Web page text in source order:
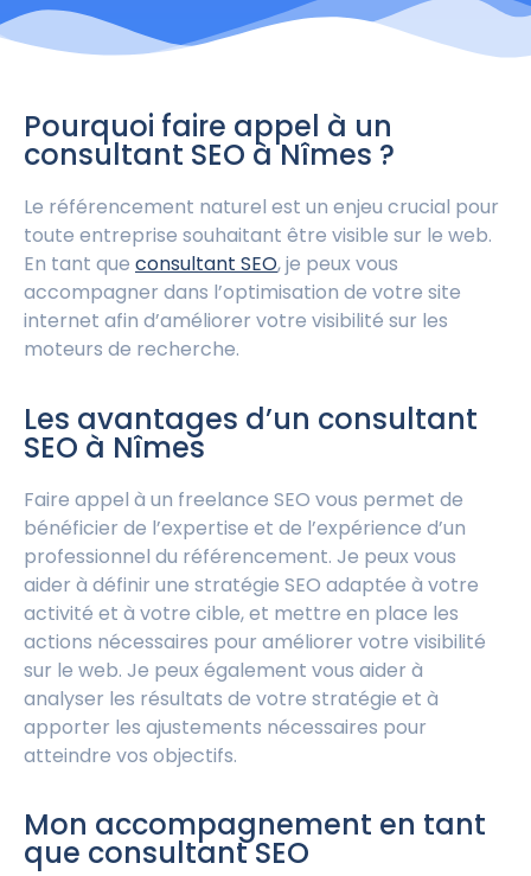
Pourquoi faire appel à un
consultant SEO à Nîmes ?
Le référencement naturel est un enjeu crucial pour
toute entreprise souhaitant être visible sur le web.
En tant que consultant SEO, je peux vous
accompagner dans l’optimisation de votre site
internet afin d’améliorer votre visibilité sur les
moteurs de recherche.
Les avantages d’un consultant
SEO à Nîmes
Faire appel à un freelance SEO vous permet de
bénéficier de l’expertise et de l’expérience d’un
professionnel du référencement. Je peux vous
aider à définir une stratégie SEO adaptée à votre
activité et à votre cible, et mettre en place les
actions nécessaires pour améliorer votre visibilité
sur le web. Je peux également vous aider à
analyser les résultats de votre stratégie et à
apporter les ajustements nécessaires pour
atteindre vos objectifs.
Mon accompagnement en tant
que consultant SEO